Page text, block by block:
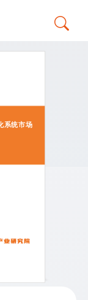
系统市场